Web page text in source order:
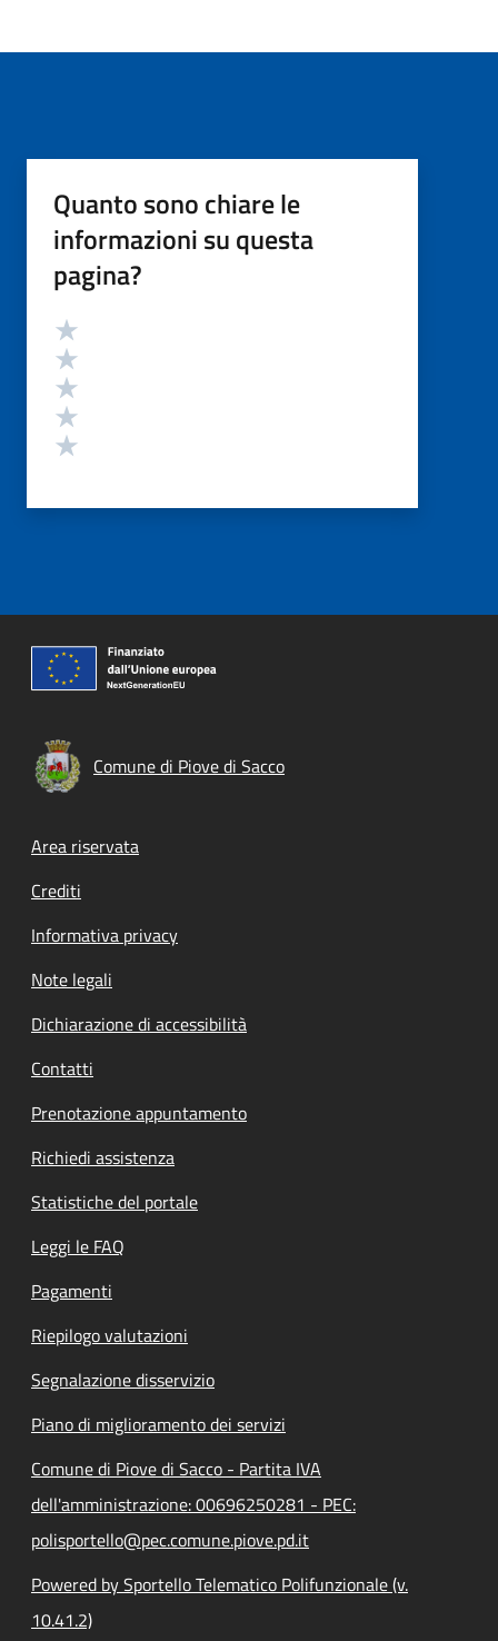
Quanto sono chiare le
informazioni su questa
pagina?
Valutazione
Comune di Piove di Sacco
Footer menu
Area riservata
Crediti
Informativa privacy
Note legali
Dichiarazione di accessibilità
Contatti
Prenotazione appuntamento
Richiedi assistenza
Statistiche del portale
Leggi le FAQ
Pagamenti
Riepilogo valutazioni
Segnalazione disservizio
Piano di miglioramento dei servizi
Comune di Piove di Sacco - Partita IVA
dell'amministrazione: 00696250281 - PEC:
polisportello@pec.comune.piove.pd.it
Powered by Sportello Telematico Polifunzionale (v.
10.41.2)